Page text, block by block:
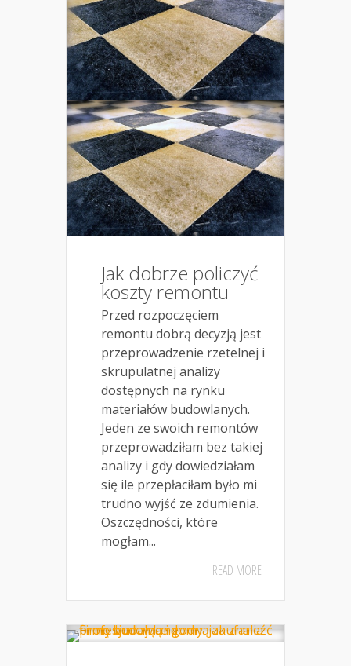
Jak dobrze policzyć
koszty remontu
Przed rozpoczęciem
remontu dobrą decyzją jest
przeprowadzenie rzetelnej i
skrupulatnej analizy
dostępnych na rynku
materiałów budowlanych.
Jeden ze swoich remontów
przeprowadziłam bez takiej
analizy i gdy dowiedziałam
się ile przepłaciłam było mi
trudno wyjść ze zdumienia.
Oszczędności, które
mogłam...
READ MORE